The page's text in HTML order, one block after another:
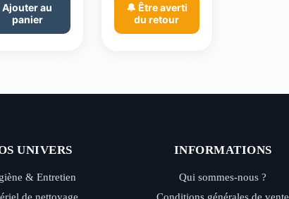
Ajouter au
panier
🔔 Être averti
du retour
UNIVERS
& Entretien
INFORMATIONS
Qui sommes-nous ?